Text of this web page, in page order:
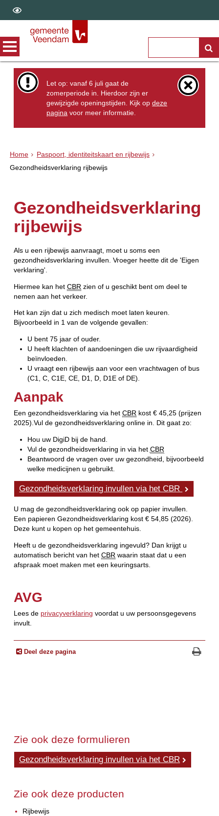
Let op: vanaf 6 juli gaat de
zomerperiode in. Hierdoor zijn er
gewijzigde openingstijden. Kijk opdeze
pagina voor meer informatie.
Home
Paspoort, identiteitskaart en rijbewijs
Gezondheidsverklaring rijbewijs
Gezondheidsverklaring
rijbewijs
Als u een rijbewijs aanvraagt, moet u soms een
gezondheidsverklaring invullen. Vroeger heette dit de 'Eigen
verklaring'.
Hiermee kan hetCBR zien of u geschikt bent om deel te
nemen aan het verkeer.
Het kan zijn dat u zich medisch moet laten keuren.
Bijvoorbeeld in 1 van de volgende gevallen:
U bent 75 jaar of ouder.
U heeft klachten of aandoeningen die uw rijvaardigheid
beïnvloeden.
U vraagt een rijbewijs aan voor een vrachtwagen of bus
(C1, C, C1E, CE, D1, D, D1E of DE).
Aanpak
Een gezondheidsverklaring via hetCBR kost € 45,25 (prijzen
2025).Vul de gezondheidsverklaring online in. Dit gaat zo:
Hou uw DigiD bij de hand.
Vul de gezondheidsverklaring in via het CBR
Beantwoord de vragen over uw gezondheid, bijvoorbeeld
welke medicijnen u gebruikt.
Gezondheidsverklaring invullen via het CBR
U mag de gezondheidsverklaring ook op papier invullen.
Een papieren Gezondheidsverklaring kost € 54,85 (2026).
Deze kunt u kopen op het gemeentehuis.
Heeft u de gezondheidsverklaring ingevuld? Dan krijgt u
automatisch bericht van hetCBR waarin staat dat u een
afspraak moet maken met een keuringsarts.
AVG
Lees de privacyverklaring voordat u uw persoonsgegevens
invult.
Deel deze pagina
Zie ook deze formulieren
Gezondheidsverklaring invullen via het CBR
Zie ook deze producten
Rijbewijs